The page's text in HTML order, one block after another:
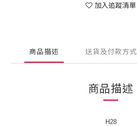
加入追蹤清單
商品描述 送貨及付款方式
商品描述
H28